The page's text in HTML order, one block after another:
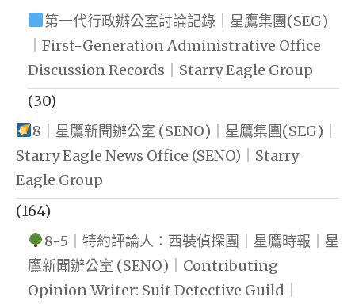
第一代行政辦公室討論記錄｜星鷹集團(SEG)
｜First-Generation Administrative Office
Discussion Records｜Starry Eagle Group
(30)
8｜星鷹新聞辦公室 (SENO)｜星鷹集團(SEG)｜
Starry Eagle News Office (SENO)｜Starry
Eagle Group
(164)
8-5｜特約評論人：西裝偵探團｜星鷹時報｜星
鷹新聞辦公室 (SENO)｜Contributing
Opinion Writer: Suit Detective Guild｜